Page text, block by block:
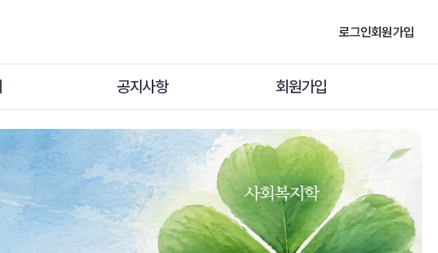
로그인회원가입
공지사항 회원가입